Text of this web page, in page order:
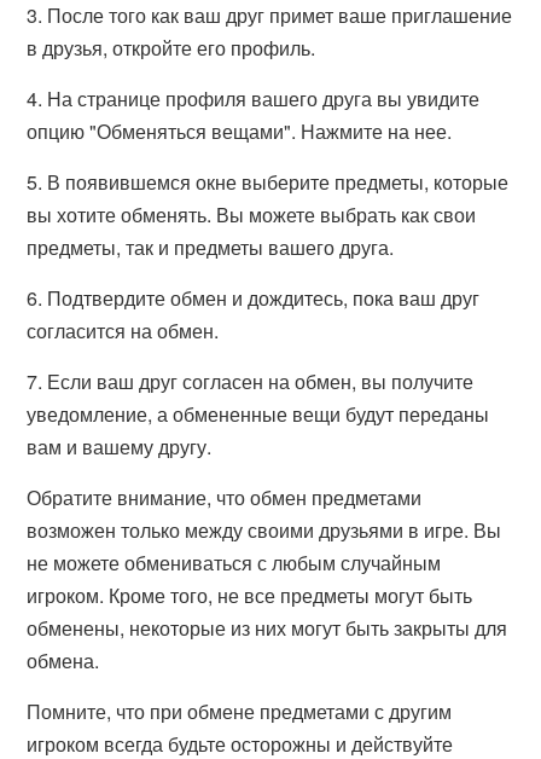
3. После того как ваш друг примет ваше приглашение
в друзья, откройте его профиль.
4. На странице профиля вашего друга вы увидите
опцию "Обменяться вещами". Нажмите на нее.
5. В появившемся окне выберите предметы, которые
вы хотите обменять. Вы можете выбрать как свои
предметы, так и предметы вашего друга.
6. Подтвердите обмен и дождитесь, пока ваш друг
согласится на обмен.
7. Если ваш друг согласен на обмен, вы получите
уведомление, а обмененные вещи будут переданы
вам и вашему другу.
Обратите внимание, что обмен предметами
возможен только между своими друзьями в игре. Вы
не можете обмениваться с любым случайным
игроком. Кроме того, не все предметы могут быть
обменены, некоторые из них могут быть закрыты для
обмена.
Помните, что при обмене предметами с другим
игроком всегда будьте осторожны и действуйте